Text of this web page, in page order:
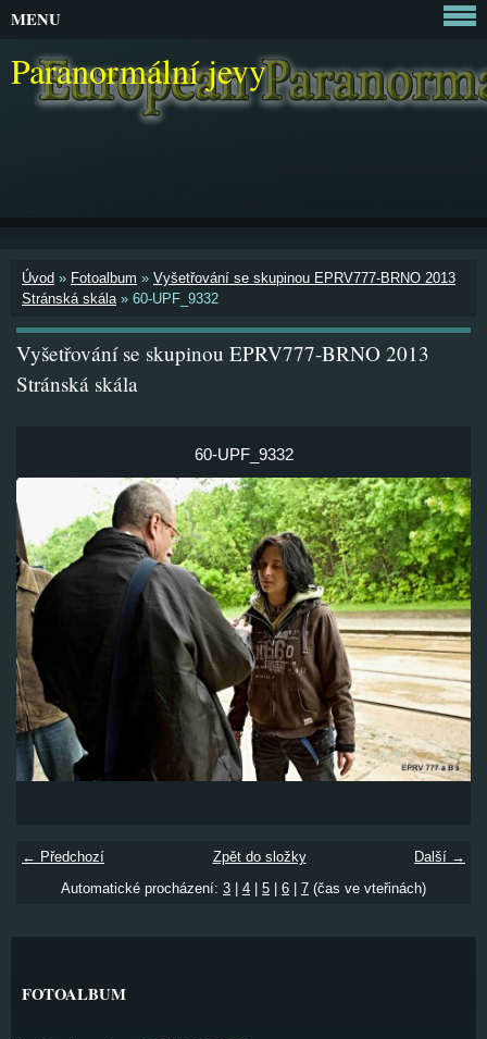
Paranormální jevy
Úvod » Fotoalbum » Vyšetřování se skupinou EPRV777-BRNO 2013
Stránská skála» 60-UPF_9332
Vyšetřování se skupinou EPRV777-BRNO 2013
Stránská skála
60-UPF_9332
← Předchozí Další →
Zpět do složky
Automatické procházení: 3 4 5 6 7 (čas ve vteřinách)
MENU
FOTOALBUM